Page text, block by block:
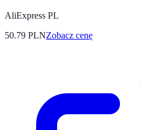
AliExpress PL
50.79 PLNZobacz cenę